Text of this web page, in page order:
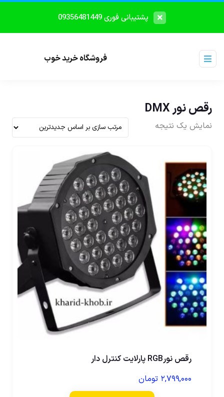
پشتیبانی فوری 09356481449
فروشگاه خرید خوب
رقص نور DMX
نمایش یک نتیجه
رقص نورRGB پارلایت کنترل دار
۲,۷۹۹,۰۰۰ تومان